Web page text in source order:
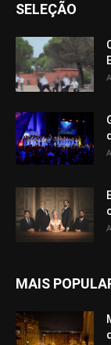
SELEÇÃO
MAIS